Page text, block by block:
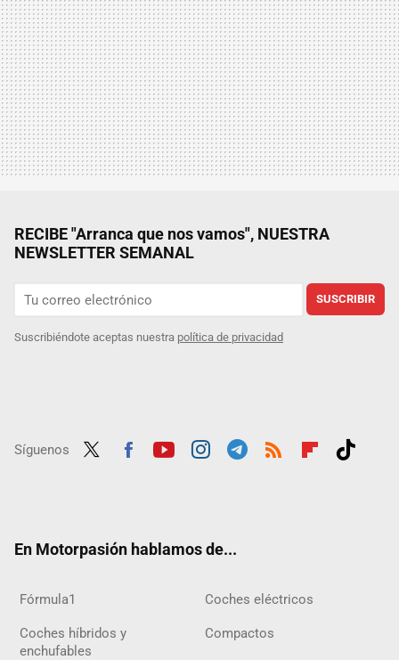
RECIBE "Arranca que nos vamos", NUESTRA
NEWSLETTER SEMANAL
SUSCRIBIR
Suscribiéndote aceptas nuestra política de privacidad
Síguenos
En Motorpasión hablamos de...
Fórmula1 Coches eléctricos
Coches híbridos y
enchufables
Compactos